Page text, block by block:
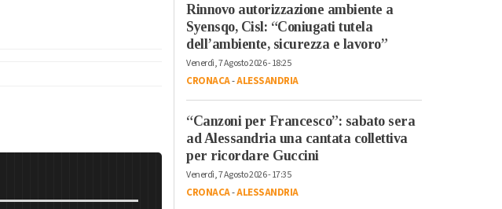
Rinnovo autorizzazione ambiente a
Syensqo, Cisl: “Coniugati tutela
dell’ambiente, sicurezza e lavoro”
Venerdì, 7 Agosto 2026 - 18:25
CRONACA-ALESSANDRIA
“Canzoni per Francesco”: sabato sera
ad Alessandria una cantata collettiva
per ricordare Guccini
Venerdì, 7 Agosto 2026 - 17:35
CRONACA-ALESSANDRIA